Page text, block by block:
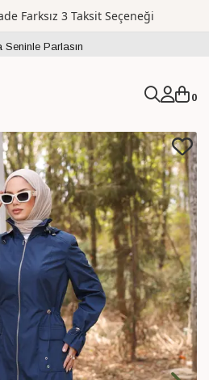
Farksız 3 Taksit Seçeneği
Seninle Parlasın
0